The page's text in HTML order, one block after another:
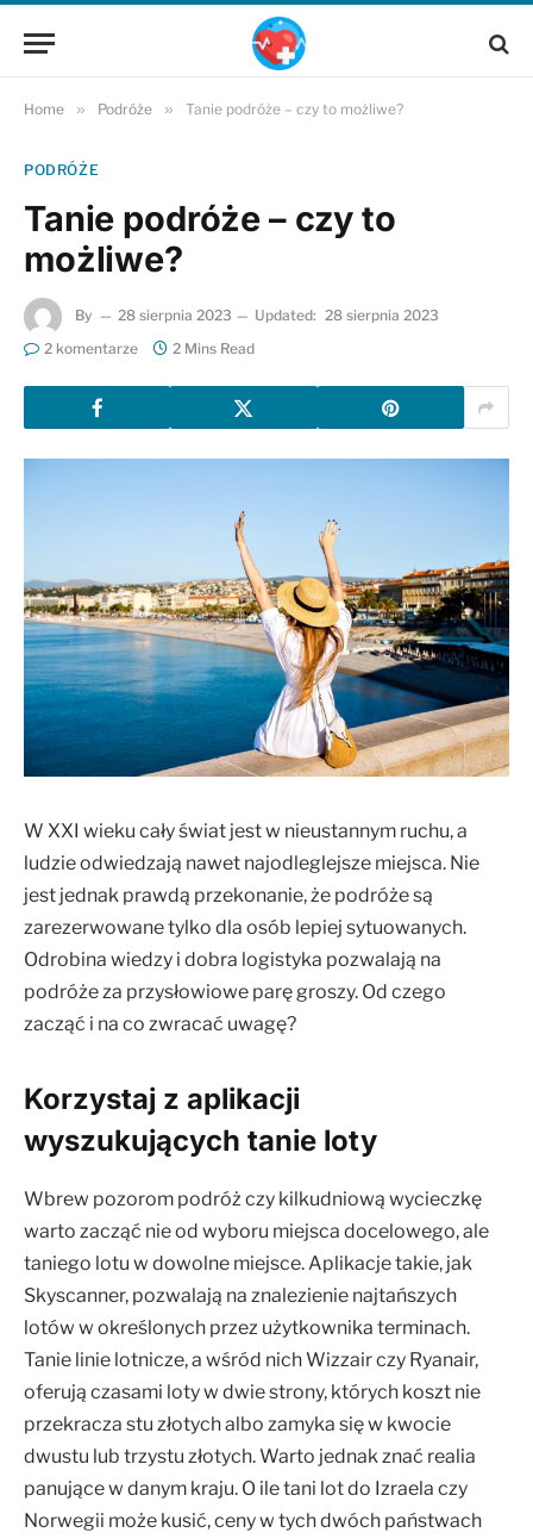
Home » Podróże » Tanie podróże – czy to możliwe?
PODRÓŻE
Tanie podróże – czy to
możliwe?
By 28 sierpnia 2023 Updated: 28 sierpnia 2023
2 komentarze
2 Mins Read
W XXI wieku cały świat jest w nieustannym ruchu, a
ludzie odwiedzają nawet najodleglejsze miejsca. Nie
jest jednak prawdą przekonanie, że podróże są
zarezerwowane tylko dla osób lepiej sytuowanych.
Odrobina wiedzy i dobra logistyka pozwalają na
podróże za przysłowiowe parę groszy. Od czego
zacząć i na co zwracać uwagę?
Korzystaj z aplikacji
wyszukujących tanie loty
Wbrew pozorom podróż czy kilkudniową wycieczkę
warto zacząć nie od wyboru miejsca docelowego, ale
taniego lotu w dowolne miejsce. Aplikacje takie, jak
Skyscanner, pozwalają na znalezienie najtańszych
lotów w określonych przez użytkownika terminach.
Tanie linie lotnicze, a wśród nich Wizzair czy Ryanair,
oferują czasami loty w dwie strony, których koszt nie
przekracza stu złotych albo zamyka się w kwocie
dwustu lub trzystu złotych. Warto jednak znać realia
panujące w danym kraju. O ile tani lot do Izraela czy
Norwegii może kusić, ceny w tych dwóch państwach